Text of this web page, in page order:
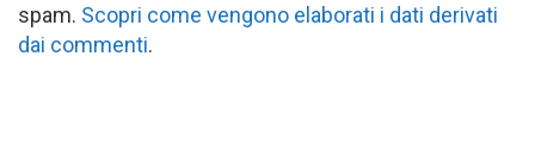
spam. Scopri come vengono elaborati i dati derivati
dai commenti.